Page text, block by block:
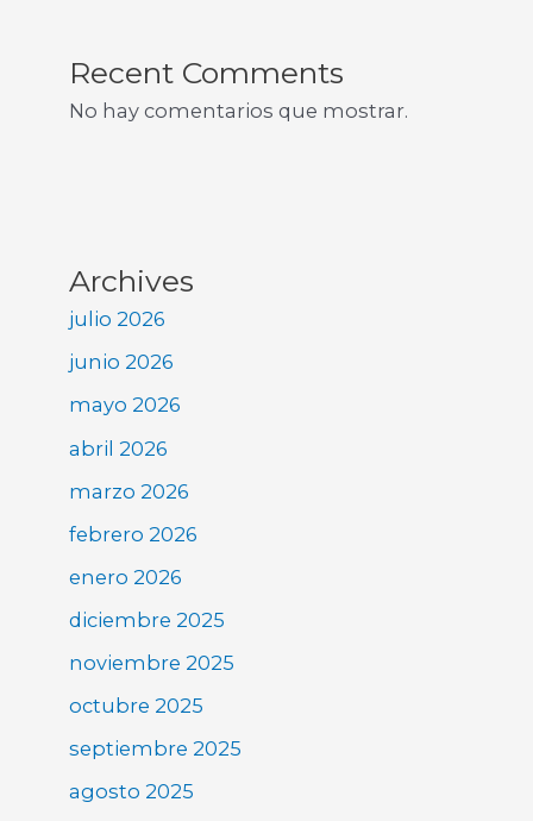
Recent Comments
No hay comentarios que mostrar.
Archives
julio 2026
junio 2026
mayo 2026
abril 2026
marzo 2026
febrero 2026
enero 2026
diciembre 2025
noviembre 2025
octubre 2025
septiembre 2025
agosto 2025